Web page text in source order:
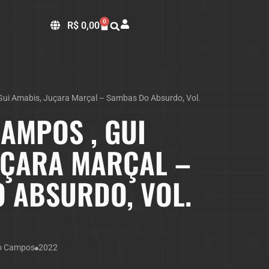
R$ 0,00 0
Amabis, Juçara Marçal – Sambas Do Absurdo, Vol.
, GUI
MARÇAL –
ABSURDO, VOL.
Campos 2022